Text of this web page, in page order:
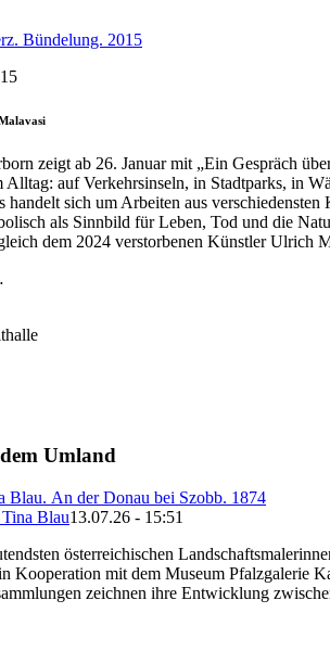
zeigt ab 26. Januar mit „Ein Gespräch
Alltag: auf Verkehrsinseln, in Stadtparks, in
handelt sich um Arbeiten aus
als Sinnbild für Leben, Tod und die
dem 2024 verstorbenen Künstler Ulrich
Umland
Blau13.07.26 - 15:51
österreichischen
Kooperation mit dem Museum Pfalzgalerie
zeichnen ihre Entwicklung